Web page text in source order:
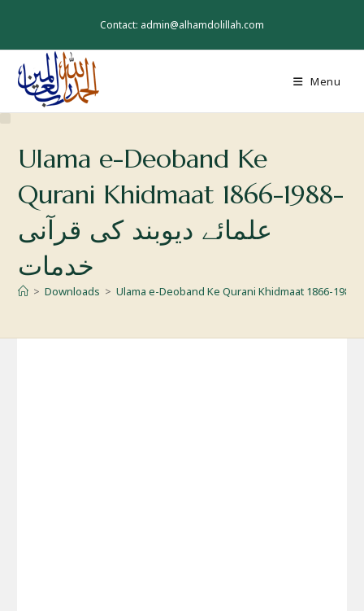
Contact: admin@alhamdolillah.com
Menu
Ulama e-Deoband Ke
Qurani Khidmaat 1866-1988-
علمائے دیوبند کی قرآنی
خدمات
> Downloads >